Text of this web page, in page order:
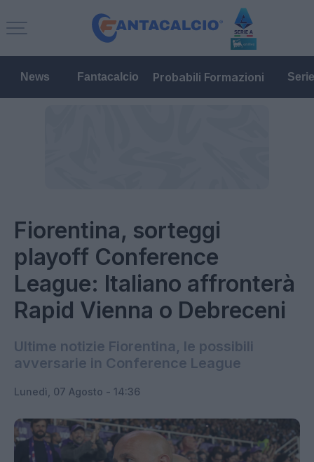
News Fantacalcio Probabili Formazioni
Fiorentina, sorteggi
playoff Conference
League: Italiano affronterà
Rapid Vienna o Debreceni
Ultime notizie Fiorentina, le possibili
avversarie in Conference League
Lunedì, 07 Agosto - 14:36